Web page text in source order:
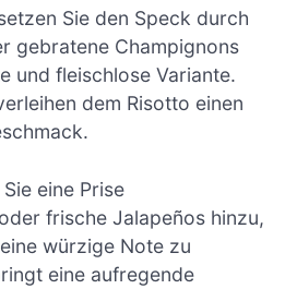
Sie den Speck durch
gebratene Champignons
und fleischlose Variante.
dem Risotto einen
Sie eine Prise
frische Jalapeños hinzu,
würzige Note zu
eine aufregende